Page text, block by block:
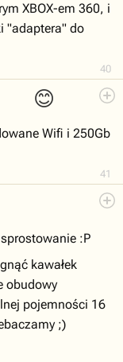
40
XBOX-em 360, i
"adaptera" do
😊
41
Wifi i 250Gb
:P
kawałek
obudowy
pojemności 16
;)